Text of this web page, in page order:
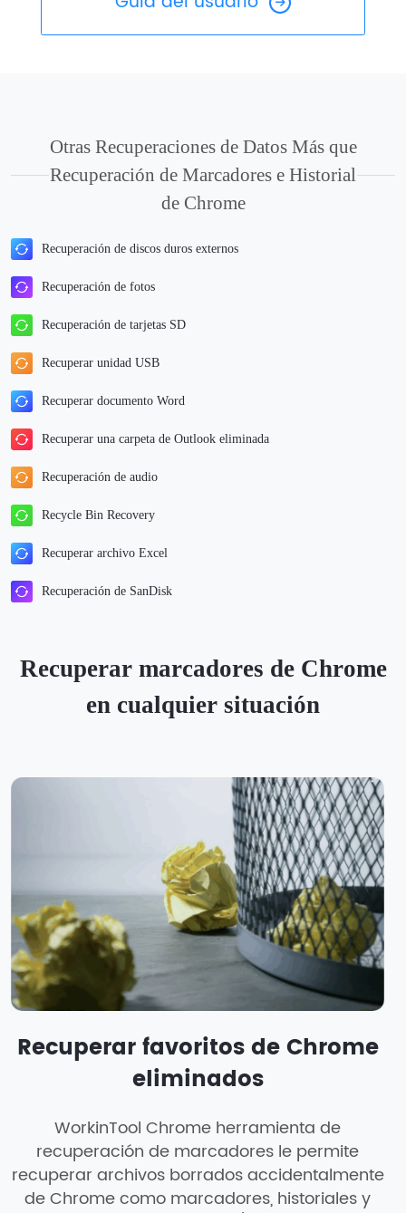
Otras Recuperaciones de Datos Más que
Recuperación de Marcadores e Historial
de Chrome
Recuperación de discos duros externos
Recuperación de fotos
Recuperación de tarjetas SD
Recuperar unidad USB
Recuperar documento Word
Recuperar una carpeta de Outlook eliminada
Recuperación de audio
Recycle Bin Recovery
Recuperar archivo Excel
Recuperación de SanDisk
Recuperar marcadores de Chrome
en cualquier situación
Recuperar favoritos de Chrome
eliminados
WorkinTool Chrome herramienta de
recuperación de marcadores le permite
recuperar archivos borrados accidentalmente
de Chrome como marcadores, historiales y